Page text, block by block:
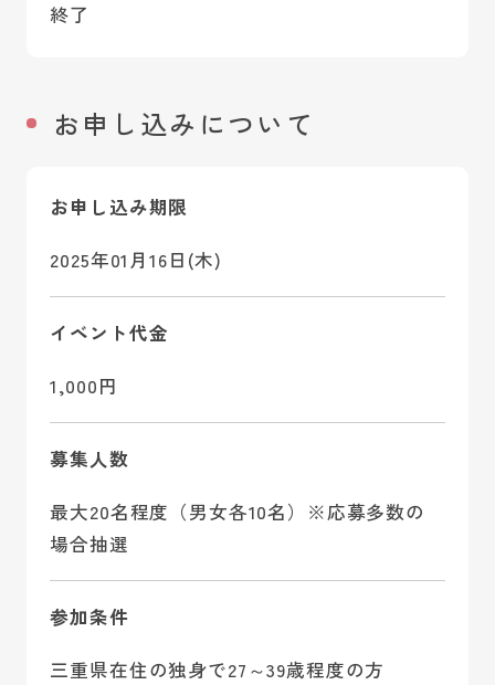
終了
お申し込みについて
お申し込み期限
2025年01月16日(木)
イベント代金
1,000円
募集人数
最大20名程度（男女各10名）※応募多数の
場合抽選
参加条件
三重県在住の独身で27～39歳程度の方